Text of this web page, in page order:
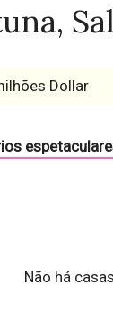
Dollar
Não há